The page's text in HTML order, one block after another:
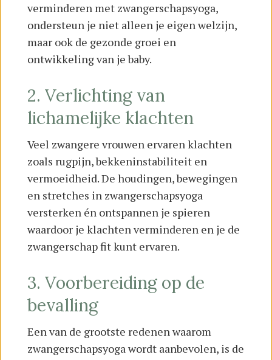
verminderen met zwangerschapsyoga,
ondersteun je niet alleen je eigen welzijn,
maar ook de gezonde groei en
ontwikkeling van je baby.
2. Verlichting van
lichamelijke klachten
Veel zwangere vrouwen ervaren klachten
zoals rugpijn, bekkeninstabiliteit en
vermoeidheid. De houdingen, bewegingen
en stretches in zwangerschapsyoga
versterken én ontspannen je spieren
waardoor je klachten verminderen en je de
zwangerschap fit kunt ervaren.
3. Voorbereiding op de
bevalling
Een van de grootste redenen waarom
zwangerschapsyoga wordt aanbevolen, is de